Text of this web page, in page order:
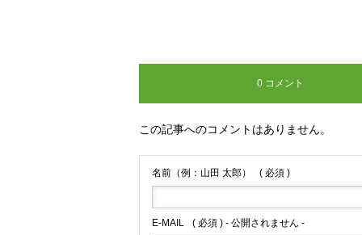
0 コメント
この記事へのコメントはありません。
名前（例：山田 太郎） ( 必須 )
E-MAIL ( 必須 ) - 公開されません -